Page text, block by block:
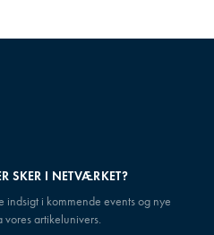
SKER I NETVÆRKET?
indsigt i kommende events og nye
artikelunivers.